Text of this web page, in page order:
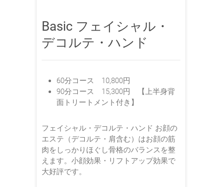
Basic フェイシャル・
デコルテ・ハンド
60分コース 10,800円
90分コース 15,300円 【上半身背
面トリートメント付き】
フェイシャル・デコルテ・ハンド お顔の
エステ（デコルテ・肩含む）はお顔の筋
肉をしっかりほぐし骨格のバランスを整
えます。小顔効果・リフトアップ効果で
大好評です。